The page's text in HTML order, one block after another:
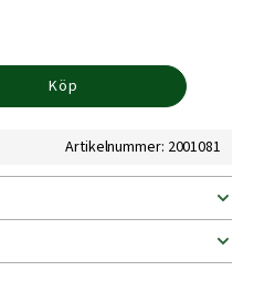
Köp
Artikelnummer: 2001081